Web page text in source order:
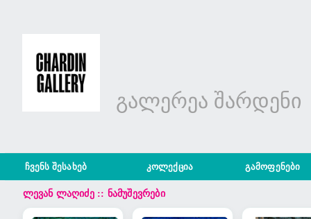
გალერეა შარდენი
ჩვენს შესახებ კოლექცია გამოფენები
ლევან ლაღიძე :: ნამუშევრები